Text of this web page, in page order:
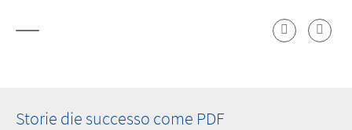
Storie die successo come PDF